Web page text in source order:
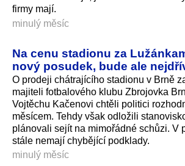
firmy mají.
minulý měsíc
Na cenu stadionu za
nový posudek, bude ale
O prodeji chátrajícího stadionu v Brně
majiteli fotbalového klubu Zbrojovka
Vojtěchu Kačenovi chtěli politici
měsícem. Tehdy však odložili
plánovali sejít na mimořádné schůzi. V
stále nemají chybějící podklady.
minulý měsíc